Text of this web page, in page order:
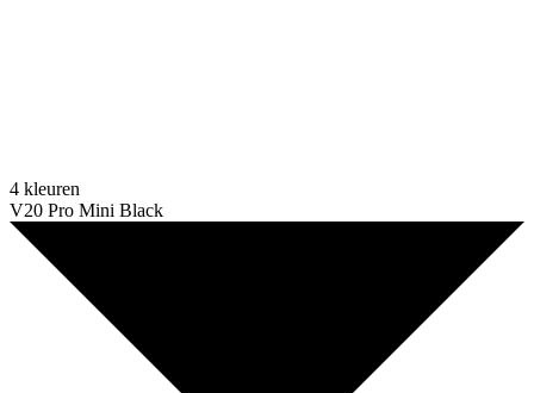
4 kleuren
V20 Pro Mini Black